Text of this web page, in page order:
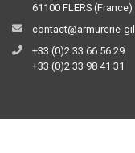
61100 FLERS (France)
contact@armurerie-
+33 (0)2 33 66 56 29
+33 (0)2 33 98 41 31